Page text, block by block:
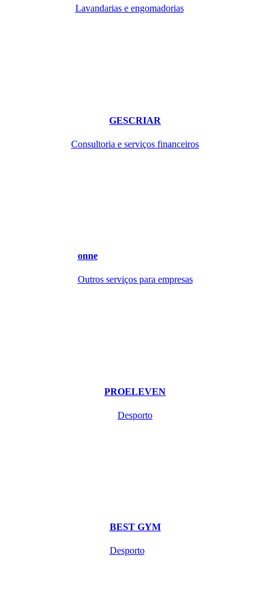
Lavandarias e engomadorias
GESCRIAR
Consultoria e serviços financeiros
onne
Outros serviços para empresas
PROELEVEN
Desporto
BEST GYM
Desporto